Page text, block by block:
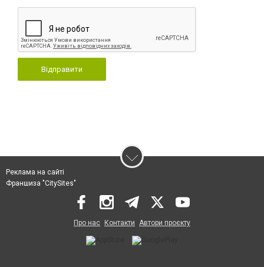
Відправити
Реклама на сайті
Франшиза "CitySites"
Про нас Контакти Автори проєкту